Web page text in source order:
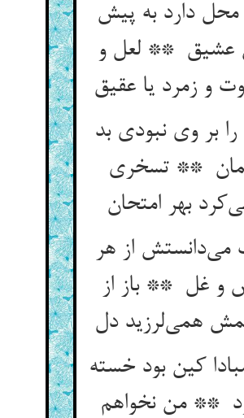
دارد به پیش
عشیق ** لعل و
را بر وی نبودی بد
** تسخری
می‌دانستش از هر
و غل ** باز از
کین بود خسته
** من نخواهم